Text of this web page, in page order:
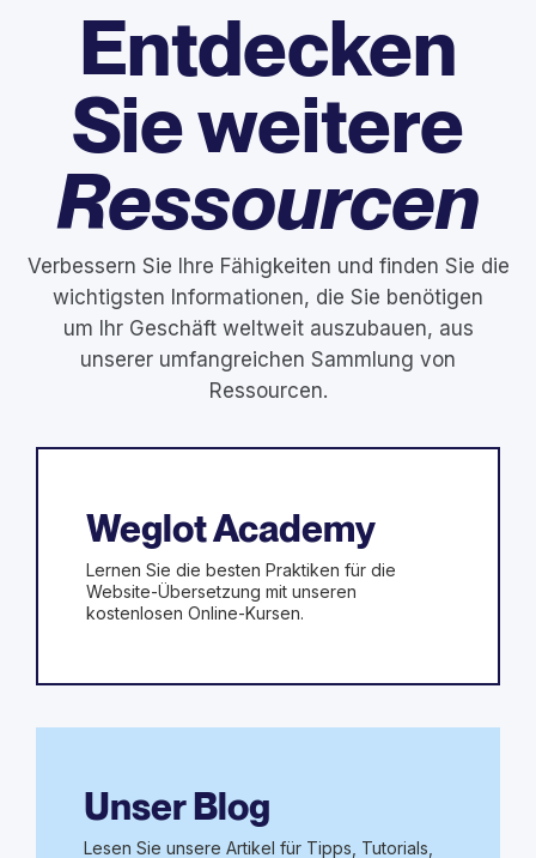
Entdecken
Sie weitere
Ressourcen
Verbessern Sie Ihre Fähigkeiten und finden Sie die
wichtigsten Informationen, die Sie benötigen
um Ihr Geschäft weltweit auszubauen, aus
unserer umfangreichen Sammlung von
Ressourcen.
Weglot Academy
Lernen Sie die besten Praktiken für die
Website-Übersetzung mit unseren
kostenlosen Online-Kursen.
Unser Blog
Lesen Sie unsere Artikel für Tipps, Tutorials,